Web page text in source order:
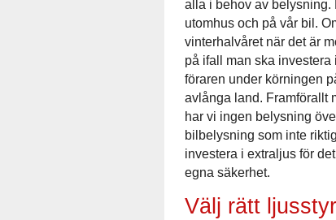
alla i behov av belysning.
utomhus och på vår bil.
vinterhalvåret när det är
på ifall man ska investera
föraren under körningen
avlånga land. Framförallt
har vi ingen belysning
bilbelysning som inte
investera i extraljus för
egna säkerhet.
Välj rätt